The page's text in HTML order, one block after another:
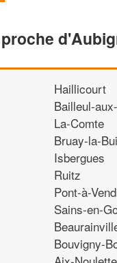
Haillicourt
Bailleul-
La-Comte
Bruay-la-
Isbergues
Ruitz
Pont-à-
Sains-en-
Bouvigny-